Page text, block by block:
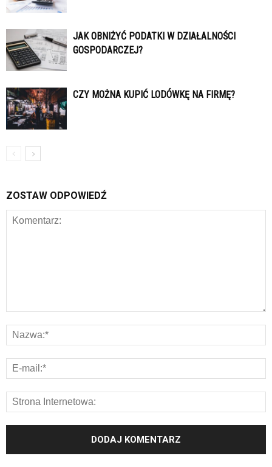
JAK OBNIŻYĆ PODATKI W DZIAŁALNOŚCI
GOSPODARCZEJ?
CZY MOŻNA KUPIĆ LODÓWKĘ NA FIRMĘ?
ZOSTAW ODPOWIEDŹ